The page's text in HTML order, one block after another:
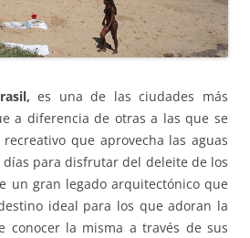
es una de las ciudades más
a diferencia de otras a las que se
que aprovecha las aguas
días para disfrutar del deleite de los
un gran legado arquitectónico que
ideal para los que adoran la
conocer la misma a través de sus